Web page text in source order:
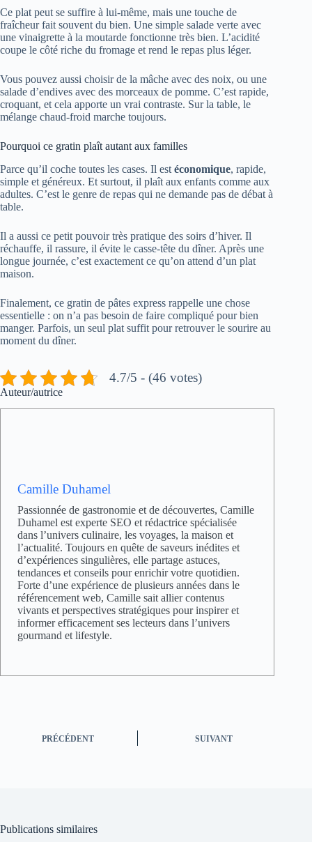
Ce plat peut se suffire à lui-même, mais une touche de
fraîcheur fait souvent du bien. Une simple salade verte avec
une vinaigrette à la moutarde fonctionne très bien. L’acidité
coupe le côté riche du fromage et rend le repas plus léger.
Vous pouvez aussi choisir de la mâche avec des noix, ou une
salade d’endives avec des morceaux de pomme. C’est rapide,
croquant, et cela apporte un vrai contraste. Sur la table, le
mélange chaud-froid marche toujours.
Pourquoi ce gratin plaît autant aux familles
Parce qu’il coche toutes les cases. Il est économique, rapide,
simple et généreux. Et surtout, il plaît aux enfants comme aux
adultes. C’est le genre de repas qui ne demande pas de débat à
table.
Il a aussi ce petit pouvoir très pratique des soirs d’hiver. Il
réchauffe, il rassure, il évite le casse-tête du dîner. Après une
longue journée, c’est exactement ce qu’on attend d’un plat
maison.
Finalement, ce gratin de pâtes express rappelle une chose
essentielle : on n’a pas besoin de faire compliqué pour bien
manger. Parfois, un seul plat suffit pour retrouver le sourire au
moment du dîner.
4.7/5 - (46 votes)
Auteur/autrice
Camille Duhamel
Passionnée de gastronomie et de découvertes, Camille
Duhamel est experte SEO et rédactrice spécialisée
dans l’univers culinaire, les voyages, la maison et
l’actualité. Toujours en quête de saveurs inédites et
d’expériences singulières, elle partage astuces,
tendances et conseils pour enrichir votre quotidien.
Forte d’une expérience de plusieurs années dans le
référencement web, Camille sait allier contenus
vivants et perspectives stratégiques pour inspirer et
informer efficacement ses lecteurs dans l’univers
gourmand et lifestyle.
PRÉCÉDENT SUIVANT
Publications similaires